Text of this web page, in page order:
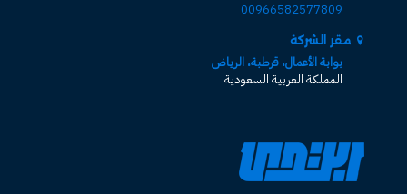
00966582577809
مقر الشركة
بوابة الأعمال، قرطبة، الرياض
المملكة العربية السعودية